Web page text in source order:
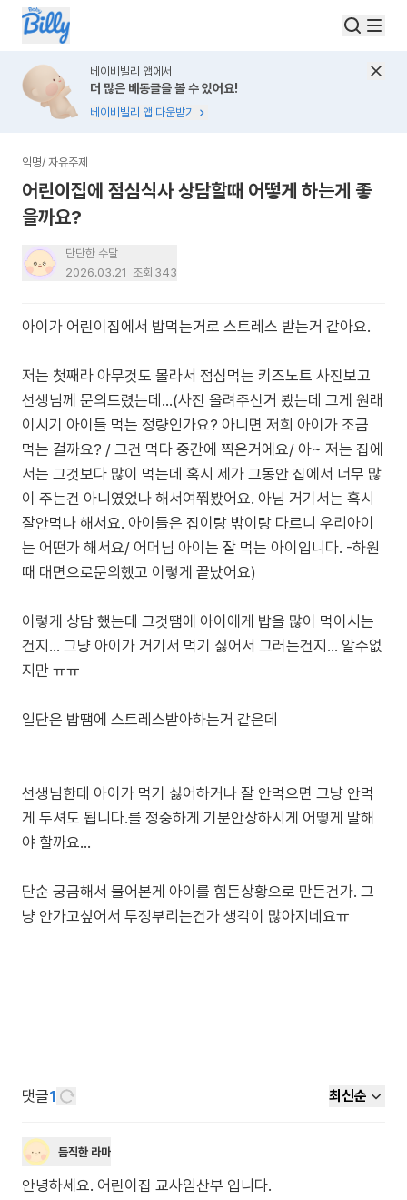
베이비빌리 앱에서
더 많은 베동글을 볼 수 있어요!
베이비빌리 앱 다운받기
익명/ 자유주제
어린이집에 점심식사 상담할때 어떻게 하는게 좋
을까요?
단단한 수달
2026.03.21 조회 343
아이가 어린이집에서 밥먹는거로 스트레스 받는거 같아요.
저는 첫째라 아무것도 몰라서 점심먹는 키즈노트 사진보고
선생님께 문의드렸는데...(사진 올려주신거 봤는데 그게 원래
이시기 아이들 먹는 정량인가요? 아니면 저희 아이가 조금
먹는 걸까요? / 그건 먹다 중간에 찍은거에요/ 아~ 저는 집에
서는 그것보다 많이 먹는데 혹시 제가 그동안 집에서 너무 많
이 주는건 아니였었나 해서여쭤봤어요. 아님 거기서는 혹시
잘안먹나 해서요. 아이들은 집이랑 밖이랑 다르니 우리아이
는 어떤가 해서요/ 어머님 아이는 잘 먹는 아이입니다. -하원
때 대면으로문의했고 이렇게 끝났어요)
이렇게 상담 했는데 그것땜에 아이에게 밥을 많이 먹이시는
건지... 그냥 아이가 거기서 먹기 싫어서 그러는건지... 알수없
지만 ㅠㅠ
일단은 밥땜에 스트레스받아하는거 같은데
선생님한테 아이가 먹기 싫어하거나 잘 안먹으면 그냥 안먹
게 두셔도 됩니다.를 정중하게 기분안상하시게 어떻게 말해
야 할까요...
단순 궁금해서 물어본게 아이를 힘든상황으로 만든건가. 그
댓글1 최신순
듬직한 라마
안녕하세요. 어린이집 교사임산부 입니다.